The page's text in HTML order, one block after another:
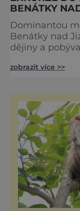
BENÁTKY
Dominantou
Benátky nad
dějiny a
tu prováděl
spolupráci s
Keplerem.
inspirována i
zobrazit více >>